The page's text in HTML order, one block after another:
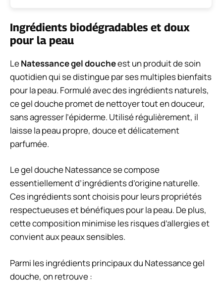
Ingrédients biodégradables et doux
pour la peau
LeNatessance gel doucheest un produit de soin
quotidien qui se distingue par ses multiples bienfaits
pour la peau. Formulé avec des ingrédients naturels,
ce gel douche promet de nettoyer tout en douceur,
sans agresser l’épiderme. Utilisé régulièrement, il
laisse la peau propre, douce et délicatement
parfumée.
Le gel douche Natessance se compose
essentiellement d’ingrédients d’origine naturelle.
Ces ingrédients sont choisis pour leurs propriétés
respectueuses et bénéfiques pour la peau. De plus,
cette composition minimise les risques d’allergies et
convient aux peaux sensibles.
Parmi les ingrédients principaux du Natessance gel
douche, on retrouve :